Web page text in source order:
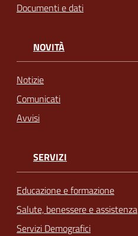
Documenti e dati
NOVITÀ
Notizie
Comunicati
Avvisi
SERVIZI
Educazione e formazione
Salute, benessere e assistenza
Servizi Demografici